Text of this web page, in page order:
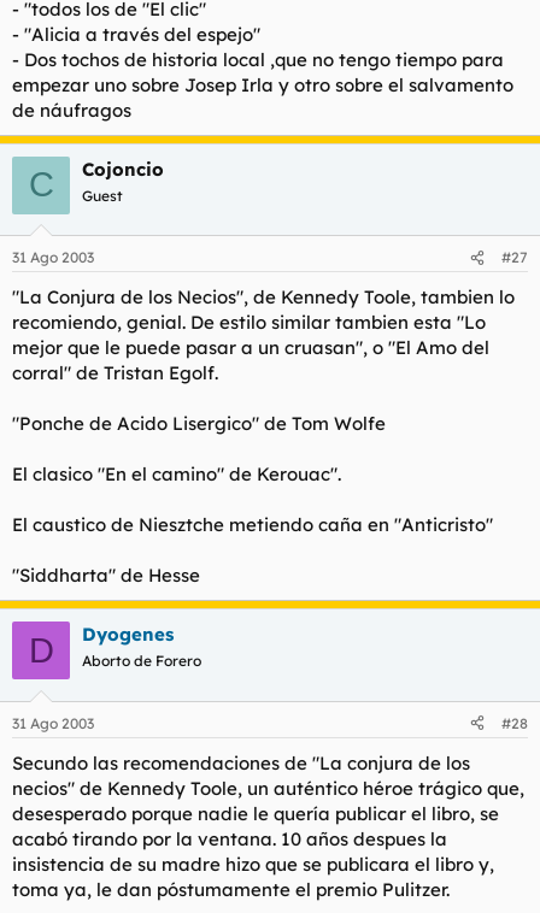
- "todos los de "El clic"
- "Alicia a través del espejo"
- Dos tochos de historia local ,que no tengo tiempo para
empezar uno sobre Josep Irla y otro sobre el salvamento
de náufragos
C Cojoncio
Guest
31 Ago 2003 #27
"La Conjura de los Necios", de Kennedy Toole, tambien lo
recomiendo, genial. De estilo similar tambien esta "Lo
mejor que le puede pasar a un cruasan", o "El Amo del
corral" de Tristan Egolf.
"Ponche de Acido Lisergico" de Tom Wolfe
El clasico "En el camino" de Kerouac".
El caustico de Niesztche metiendo caña en "Anticristo"
"Siddharta" de Hesse
D Dyogenes
Aborto de Forero
31 Ago 2003 #28
Secundo las recomendaciones de "La conjura de los
necios" de Kennedy Toole, un auténtico héroe trágico que,
desesperado porque nadie le quería publicar el libro, se
acabó tirando por la ventana. 10 años despues la
insistencia de su madre hizo que se publicara el libro y,
toma ya, le dan póstumamente el premio Pulitzer.